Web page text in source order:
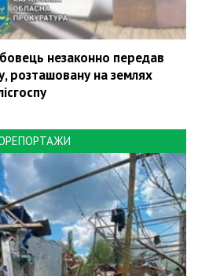
незаконно передав
розташовану на землях